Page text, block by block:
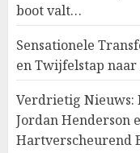
boot valt…
Sensationele
en Twijfelstap
Verdrietig Nieuws:
Jordan Henderson
Hartverscheurend